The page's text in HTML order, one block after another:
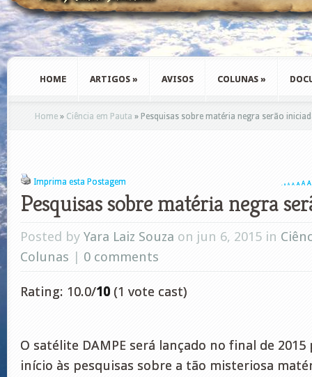
HOME ARTIGOS » AVISOS COLUNAS »
Home » Ciência em Pauta » Pesquisas sobre matéria negra serão
Imprima esta Postagem A A A A A A A
Pesquisas sobre matéria negra
Posted by Yara Laiz Souza on jun 6, 2015 in
Colunas | 0 comments
Rating: 10.0/10 (1 vote cast)
O satélite DAMPE será lançado no final de
início às pesquisas sobre a tão misteriosa